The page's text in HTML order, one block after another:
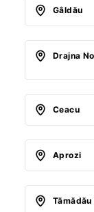
Gâldău
Drajna
Ceacu
Aprozi
Tămădău